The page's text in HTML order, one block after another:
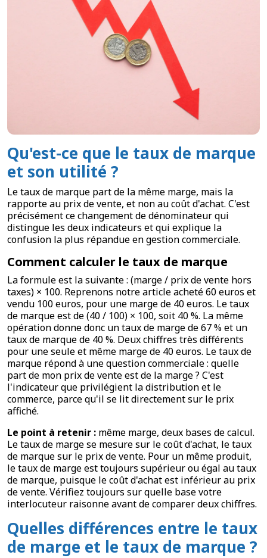
Qu'est-ce que le taux de marque
et son utilité ?
Le taux de marque part de la même marge, mais la
rapporte au prix de vente, et non au coût d'achat. C'est
précisément ce changement de dénominateur qui
distingue les deux indicateurs et qui explique la
confusion la plus répandue en gestion commerciale.
Comment calculer le taux de marque
La formule est la suivante : (marge / prix de vente hors
taxes) × 100. Reprenons notre article acheté 60 euros et
vendu 100 euros, pour une marge de 40 euros. Le taux
de marque est de (40 / 100) × 100, soit 40 %. La même
opération donne donc un taux de marge de 67 % et un
taux de marque de 40 %. Deux chiffres très différents
pour une seule et même marge de 40 euros. Le taux de
marque répond à une question commerciale : quelle
part de mon prix de vente est de la marge ? C'est
l'indicateur que privilégient la distribution et le
commerce, parce qu'il se lit directement sur le prix
affiché.
Le point à retenir : même marge, deux bases de calcul.
Le taux de marge se mesure sur le coût d'achat, le taux
de marque sur le prix de vente. Pour un même produit,
le taux de marge est toujours supérieur ou égal au taux
de marque, puisque le coût d'achat est inférieur au prix
de vente. Vérifiez toujours sur quelle base votre
interlocuteur raisonne avant de comparer deux chiffres.
Quelles différences entre le taux
de marge et le taux de marque ?